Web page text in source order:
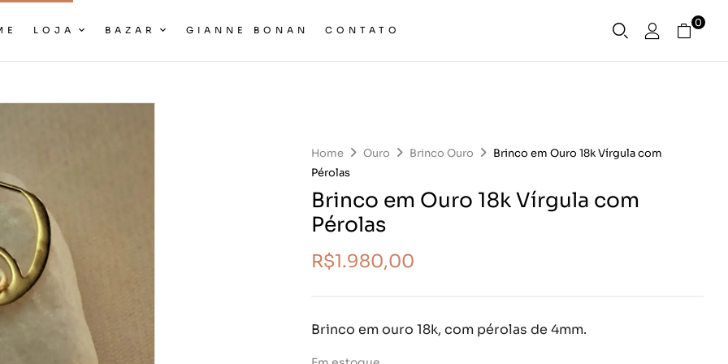
LOJA BAZAR GIANNE BONAN CONTATO
0
Home Ouro Brinco Ouro
Brinco em Ouro 18k Vírgula com
Pérolas
Brinco em Ouro 18k Vírgula com
Pérolas
R$1.980,00
Brinco em ouro 18k, com pérolas de 4mm.